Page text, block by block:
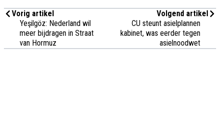
Vorig artikel
Yeşilgöz: Nederland wil
meer bijdragen in Straat
van Hormuz
Volgend artikel
CU steunt asielplannen
kabinet, was eerder tegen
asielnoodwet